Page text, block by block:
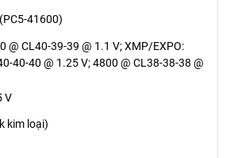
41600)
@ CL40-39-39 @ 1.1 V; XMP/EXPO:
40-40 @ 1.25 V; 4800 @ CL38-38-38 @
V
kim loại)